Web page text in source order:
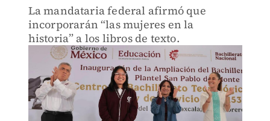
La mandataria federal afirmó que
incorporarán “las mujeres en la
historia” a los libros de texto.